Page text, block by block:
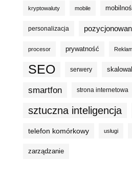
kryptowaluty mobile
personalizacja
procesor prywatność
SEO serwery
smartfon strona internetowa
sztuczna inteligencja
telefon komórkowy usługi
zarządzanie